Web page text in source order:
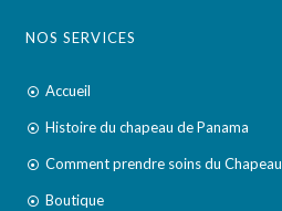
NOS SERVICES
Accueil
Histoire du chapeau de Panama
Comment prendre soins du
Boutique